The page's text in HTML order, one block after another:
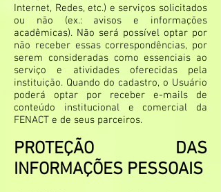
Internet, Redes, etc.) e serviços solicitados
ou não (ex.: avisos e informações
acadêmicas). Não será possível optar por
não receber essas correspondências, por
serem consideradas como essenciais ao
serviço e atividades oferecidas pela
instituição. Quando do cadastro, o Usuário
poderá optar por receber e-mails de
conteúdo institucional e comercial da
FENACT e de seus parceiros.
PROTEÇÃO DAS
INFORMAÇÕES PESSOAIS